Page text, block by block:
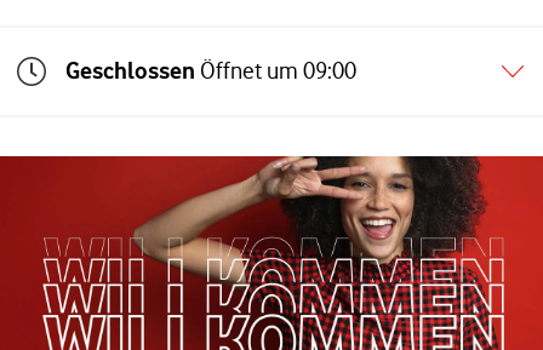
Geschlossen Öffnet um 09:00